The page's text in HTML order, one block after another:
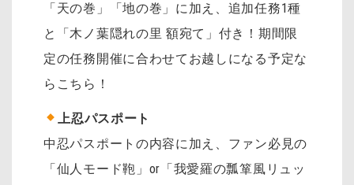
「天の巻」「地の巻」に加え、追加任務1種
と「木ノ葉隠れの里 額宛て」付き！期間限
定の任務開催に合わせてお越しになる予定な
らこちら！
上忍パスポート
中忍パスポートの内容に加え、ファン必見の
「仙人モード鞄」or「我愛羅の瓢箪風リュッ